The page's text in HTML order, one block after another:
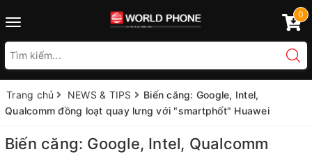
Toggle
0
Trang chủ NEWS & TIPS
Biến căng: Google, Intel,
Qualcomm đồng loạt quay lưng với "smartphốt" Huawei
Biến căng: Google, Intel, Qualcomm